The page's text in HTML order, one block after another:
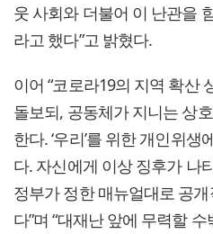
웃 사회와 더불어 이 난관을
라고 했다”고 밝혔다.
이어 “코로라19의 지역 확산
돌보되, 공동체가 지니는 상
한다. ‘우리’를 위한 개인위
다. 자신에게 이상 징후가 나
정부가 정한 매뉴얼대로 공
다”며 “대재난 앞에 무력할